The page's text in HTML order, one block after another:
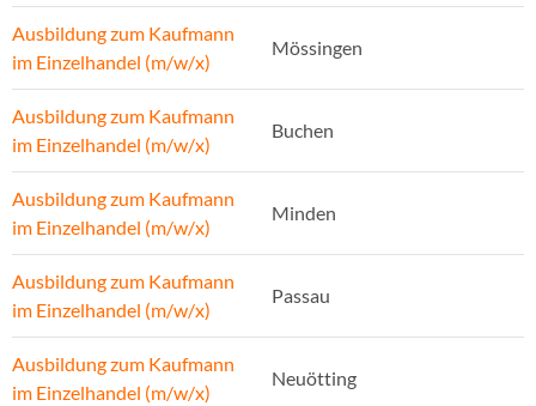
Ausbildung zum Kaufmann
im Einzelhandel (m/w/x)
Mössingen
Ausbildung zum Kaufmann
im Einzelhandel (m/w/x)
Buchen
Ausbildung zum Kaufmann
im Einzelhandel (m/w/x)
Minden
Ausbildung zum Kaufmann
im Einzelhandel (m/w/x)
Passau
Ausbildung zum Kaufmann
im Einzelhandel (m/w/x)
Neuötting